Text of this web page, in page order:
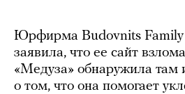
Юрфирма Budovnits Family
заявила, что ее сайт
«Медуза» обнаружила
о том, что она помогает